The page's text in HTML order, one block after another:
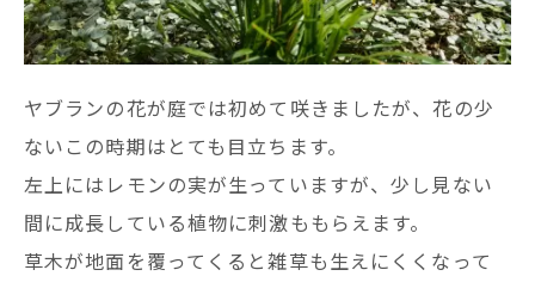
ヤブランの花が庭では初めて咲きましたが、花の少
ないこの時期はとても目立ちます。
左上にはレモンの実が生っていますが、少し見ない
間に成長している植物に刺激ももらえます。
草木が地面を覆ってくると雑草も生えにくくなって